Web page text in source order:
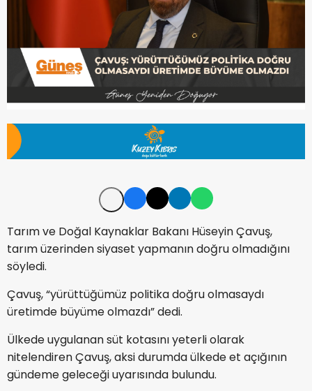
Tarım ve Doğal Kaynaklar Bakanı Hüseyin Çavuş,
tarım üzerinden siyaset yapmanın doğru olmadığını
söyledi.
Çavuş, “yürüttüğümüz politika doğru olmasaydı
üretimde büyüme olmazdı” dedi.
Ülkede uygulanan süt kotasını yeterli olarak
nitelendiren Çavuş, aksi durumda ülkede et açığının
gündeme geleceği uyarısında bulundu.